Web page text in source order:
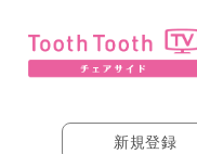
新規登録